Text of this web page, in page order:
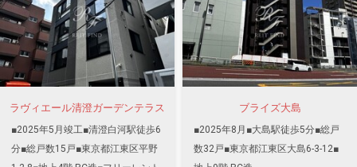
ラヴィエール清澄ガーデンテラス
■2025年5月竣工■清澄白河駅徒歩6
分■総戸数15戸■東京都江東区平野
ブライズ大島
■2025年8月■大島駅徒歩5分■総戸
数32戸■東京都江東区大島6-3-12■